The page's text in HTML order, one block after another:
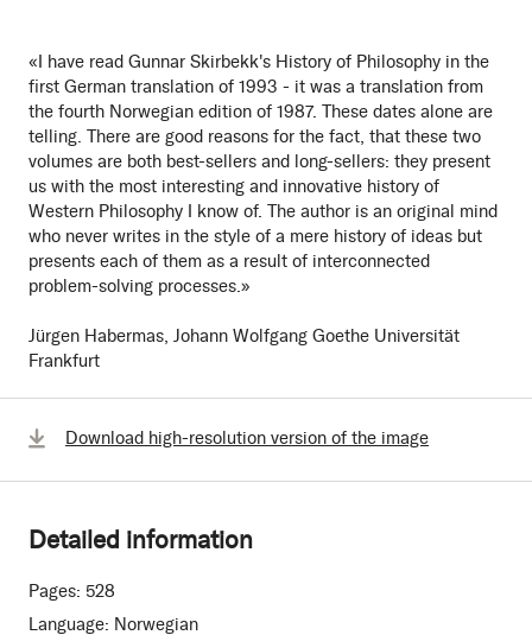
«I have read Gunnar Skirbekk's History of Philosophy in the
first German translation of 1993 - it was a translation from
the fourth Norwegian edition of 1987. These dates alone are
telling. There are good reasons for the fact, that these two
volumes are both best-sellers and long-sellers: they present
us with the most interesting and innovative history of
Western Philosophy I know of. The author is an original mind
who never writes in the style of a mere history of ideas but
presents each of them as a result of interconnected
problem-solving processes.»
Jürgen Habermas, Johann Wolfgang Goethe Universität
Frankfurt
Download high-resolution version of the image
Detailed information
Pages: 528
Language: Norwegian